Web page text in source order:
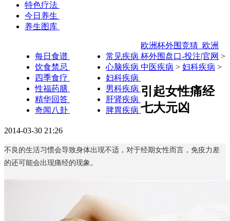
特色疗法
今日养生
养生图库
每日食谱
饮食禁忌
四季食疗
性福药膳
精华回答
奇闻八卦
常见疾病
心脑疾病
妇科疾病
男科疾病
肝肾疾病
脾胃疾病
欧洲杯外围竞猜_欧洲
杯外围盘口-投注|官网 >
中医疾病 > 妇科疾病 >
引起女性痛经
七大元凶
2014-03-30 21:26
不良的生活习惯会导致身体出现不适，对于经期女性而言，免疫力差
的还可能会出现痛经的现象。